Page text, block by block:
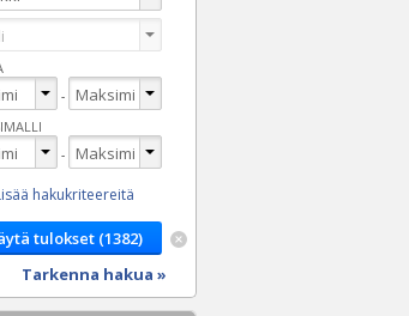
-
-
hakukriteereitä
Tarkenna hakua »